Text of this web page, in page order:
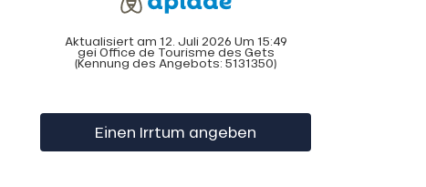
Aktualisiert am 12. Juli 2026 Um 15:49
gei Office de Tourisme des Gets
(Kennung des Angebots: 5131350)
Einen Irrtum angeben